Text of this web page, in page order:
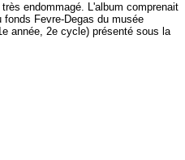
endommagé. L'album comprenait
Fevre-Degas du musée
année, 2e cycle) présenté sous la